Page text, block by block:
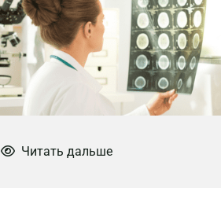
 Читать дальше